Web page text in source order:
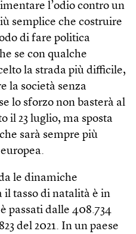
l’odio contro un
semplice che costruire
di fare politica
se con qualche
la strada più difficile,
la società senza
lo sforzo non basterà al
il 23 luglio, ma sposta
sarà sempre più
le dinamiche
il tasso di natalità è in
passati dalle 408.734
del 2021. In un paese